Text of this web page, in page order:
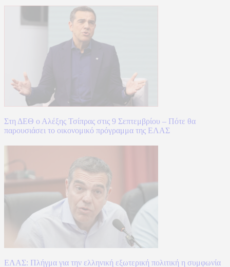
Στη ΔΕΘ ο Αλέξης Τσίπρας στις 9 Σεπτεμβρίου – Πότε θα
παρουσιάσει το οικονομικό πρόγραμμα της ΕΛΑΣ
ΕΛΑΣ: Πλήγμα για την ελληνική εξωτερική πολιτική η συμφωνία